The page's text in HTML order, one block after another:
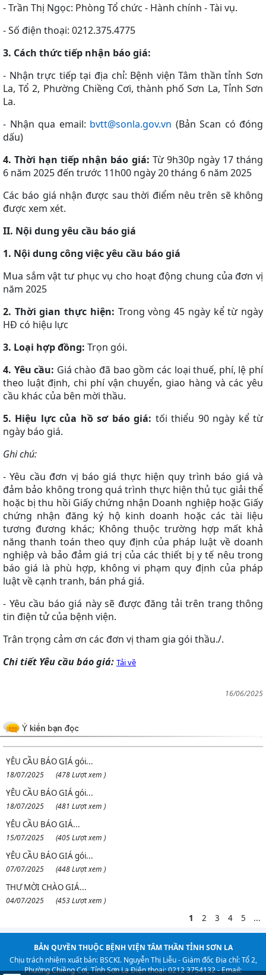
- Trần Thị Ngọc: Phòng Tổ chức - Hành chính - Tài vụ.
- Số điện thoại: 0212.375.4775
3. Cách thức tiếp nhận báo giá:
- Nhận trực tiếp tại địa chỉ: Bệnh viện Tâm thần tỉnh Sơn
La, Tổ 2, Phường Chiềng Cơi, thành phố Sơn La, Tỉnh Sơn
La.
- Nhận qua email: bvtt@sonla.gov.vn (Bản Scan có đóng
dấu)
4. Thời hạn tiếp nhận báo giá: Từ 9h30p ngày 17 tháng
6 năm 2025 đến trước 11h00 ngày 20 tháng 6 năm 2025
Các báo giá nhận được sau thời điểm nêu trên sẽ không
được xem xét.
II. Nội dung yêu cầu báo giá
1. Nội dung công việc yêu cầu báo giá
Mua sắm vật tư phục vụ cho hoạt động chung của đơn vị
năm 2025
2. Thời gian thực hiện: Trong vòng 45 ngày kể từ ngày
HĐ có hiệu lực
3. Loại hợp đồng: Trọn gói.
4. Yêu cầu: Giá chào đã bao gồm các loại thuế, phí, lệ phí
theo luật định, chi phí vận chuyển, giao hàng và các yêu
cầu khác của bên mời thầu.
5. Hiệu lực của hồ sơ báo giá: tối thiểu 90 ngày kể từ
ngày báo giá.
Ghi chú:
- Yêu cầu đơn vị báo giá thực hiện quy trình báo giá và
đảm bảo không trong quá trình thực hiện thủ tục giải thể
hoặc bị thu hồi Giấy chứng nhận Doanh nghiệp hoặc Giấy
chứng nhận đăng ký hộ kinh doanh hoặc các tài liệu
tương đương khác; Không thuộc trường hợp mất khả
năng thanh toán theo quy định của pháp luật về doanh
nghiệp và bảo đảm giá trị của các thiết bị y tế nêu trong
báo giá là phù hợp, không vi phạm quy định của pháp
luật về cạnh tranh, bán phá giá.
- Yêu cầu báo giá này sẽ được đăng tải trên trang thông
tin điện tử của bệnh viện.
Trân trọng cảm ơn các đơn vị tham gia gói thầu./.
Chi tiết Yêu cầu báo giá: Tải về
16/06/2025
YÊU CẦU BÁO GIÁ gói...
18/07/2025 (478 Lượt xem )
YÊU CẦU BÁO GIÁ gói...
18/07/2025 (481 Lượt xem )
YÊU CẦU BÁO GIÁ...
15/07/2025 (405 Lượt xem )
YÊU CẦU BÁO GIÁ gói...
07/07/2025 (448 Lượt xem )
THƯ MỜI CHÀO GIÁ...
04/07/2025 (453 Lượt xem )
1 2 3 4 5 ...
BẢN QUYỀN THUỘC BỆNH VIỆN TÂM THẦN TỈNH SƠN LA
Chịu trách nhiệm xuất bản: BSCKI. Nguyễn Thị Liễu - Giám đốcĐịa chỉ: Tổ 2,
Phường Chiềng Cơi, Tỉnh Sơn LaĐiện thoại: 0212 3754132 - Email: